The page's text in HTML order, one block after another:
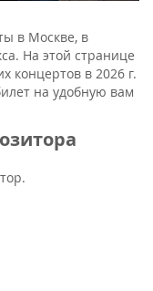
в Москве, в
На этой странице
концертов в 2026 г.
на удобную вам